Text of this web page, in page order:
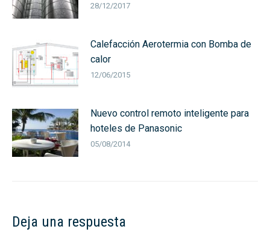
28/12/2017
Calefacción Aerotermia con Bomba de
calor
12/06/2015
Nuevo control remoto inteligente para
hoteles de Panasonic
05/08/2014
Deja una respuesta